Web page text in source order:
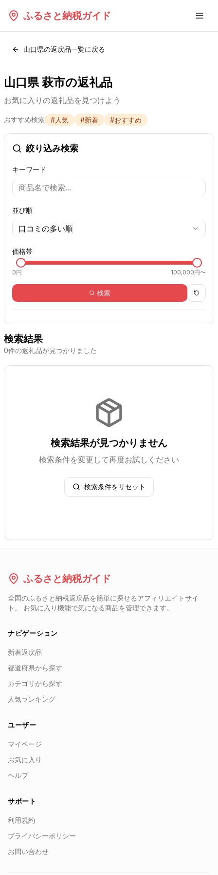
ふるさと納税ガイド
山口県の返戻品一覧に戻る
山口県 萩市の返礼品
お気に入りの返礼品を見つけよう
おすすめ検索 #人気 #新着 #おすすめ
絞り込み検索
キーワード
並び順
口コミの多い順
価格帯
0円 100,000円〜
検索
検索結果
0件の返礼品が見つかりました
検索結果が見つかりません
検索条件を変更して再度お試しください
検索条件をリセット
ふるさと納税ガイド
全国のふるさと納税返戻品を簡単に探せるアフィリエイトサイ
ト。 お気に入り機能で気になる商品を管理できます。
ナビゲーション
新着返戻品
都道府県から探す
カテゴリから探す
人気ランキング
ユーザー
マイページ
お気に入り
ヘルプ
サポート
利用規約
プライバシーポリシー
お問い合わせ